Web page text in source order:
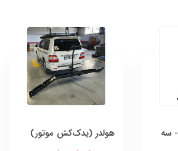
پایه پروژكتور لوله 3 - سه
هولدر (یدک‌کش موتور)